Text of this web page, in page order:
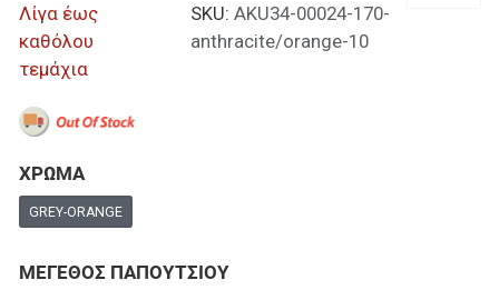
Λίγα έως
καθόλου
τεμάχια
SKU: AKU34-00024-170-
anthracite/orange-10
ΧΡΩΜΑ
GREY-ORANGE
ΜΕΓΕΘΟΣ ΠΑΠΟΥΤΣΙΟΥ